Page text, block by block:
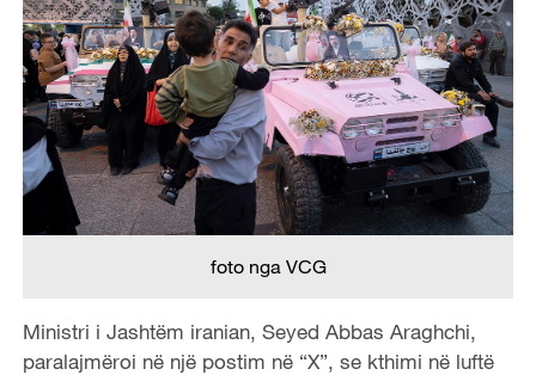
foto nga VCG
Ministri i Jashtëm iranian, Seyed Abbas Araghchi,
paralajmëroi në një postim në “X”, se kthimi në luftë